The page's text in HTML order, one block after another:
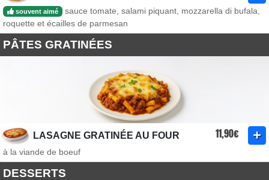
souvent aimé
sauce tomate, salami piquant, mozzarella di bufala,
roquette et écailles de parmesan
PÂTES GRATINÉES
LASAGNE GRATINÉE AU FOUR 11,90€
à la viande de boeuf
DESSERTS